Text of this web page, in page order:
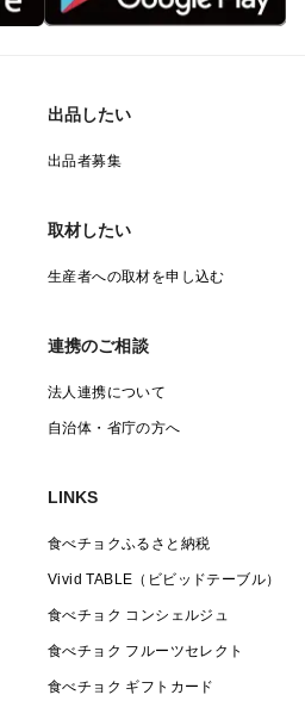
出品したい
出品者募集
取材したい
生産者への取材を申し込む
連携のご相談
法人連携について
自治体・省庁の方へ
LINKS
食べチョクふるさと納税
Vivid TABLE（ビビッドテーブル）
食べチョク コンシェルジュ
食べチョク フルーツセレクト
食べチョク ギフトカード